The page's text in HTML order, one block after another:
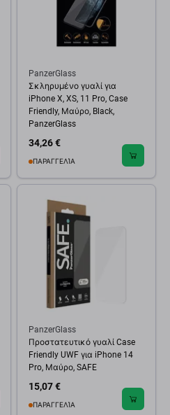
PanzerGlass
Σκληρυμένο γυαλί για
iPhone X, XS, 11 Pro, Case
Friendly, Μαύρο, Black,
PanzerGlass
34,26 €
ΠΑΡΑΓΓΕΛΊΑ
PanzerGlass
Προστατευτικό γυαλί Case
Friendly UWF για iPhone 14
Pro, Μαύρο, SAFE
15,07 €
ΠΑΡΑΓΓΕΛΊΑ